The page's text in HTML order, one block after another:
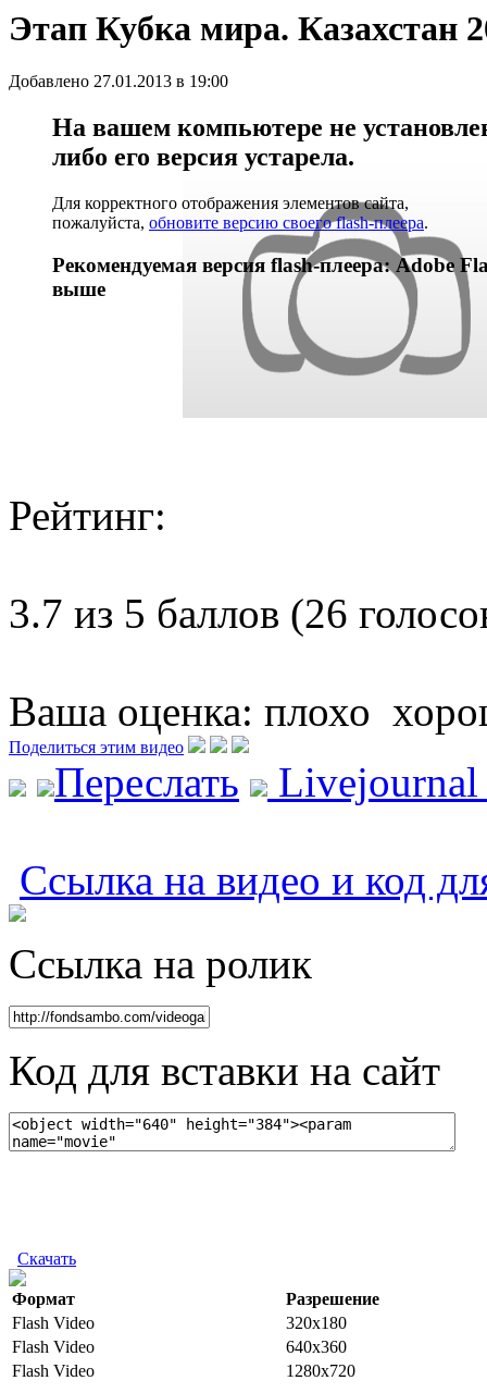
Этап Кубка мира. Казахстан
Добавлено 27.01.2013 в 19:00
На вашем компьютере не
либо его версия устарела.
Для корректного отображения элементов сайта,
пожалуйста, обновите версию своего flash-плеера.
Рекомендуемая версия flash-плеера: Adobe
выше
Рейтинг:
3.7 из 5 баллов (26
Ваша оценка: плохо
Поделиться этим видео
Переслать
Ссылка на видео и код
Ссылка на ролик
Код для вставки на сайт
Скачать
Формат
Разрешение
Flash Video
320x180
Flash Video
640x360
Flash Video
1280x720